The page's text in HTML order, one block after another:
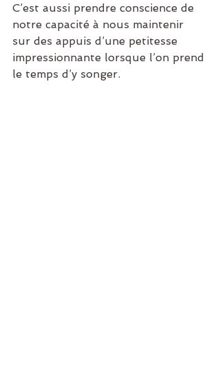
C’est aussi prendre conscience de
notre capacité à nous maintenir
sur des appuis d’une petitesse
impressionnante lorsque l’on prend
le temps d’y songer.